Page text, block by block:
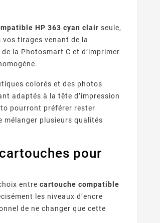
Quelles Marques Offrent Les
Meilleures Garanties Sur Les
Cartouches D’encre
Compatibles ?
Découvrez quelles marques de
cartouches compatibles
offrent les meilleures
garanties : fabricants
premium, certifications,
HP 363 cyan clair seule,
tirages venant de la
la Photosmart C et d’imprimer
colorés et des photos
adaptés à la tête d’impression
pourront préférer rester
mélanger plusieurs qualités
pour
entrecartouche compatible
les niveaux d’encre
de ne changer que cette